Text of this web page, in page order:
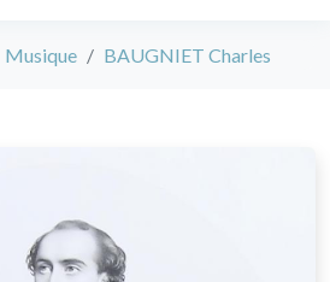
Musique BAUGNIET Charles